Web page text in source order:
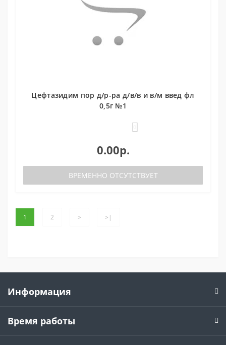
Цефтазидим пор д/р-ра д/в/в и в/м введ фл
0,5г №1
0.00р.
ВРЕМЕННО ОТСУТСТВУЕТ
1 2 > >|
Информация
Время работы